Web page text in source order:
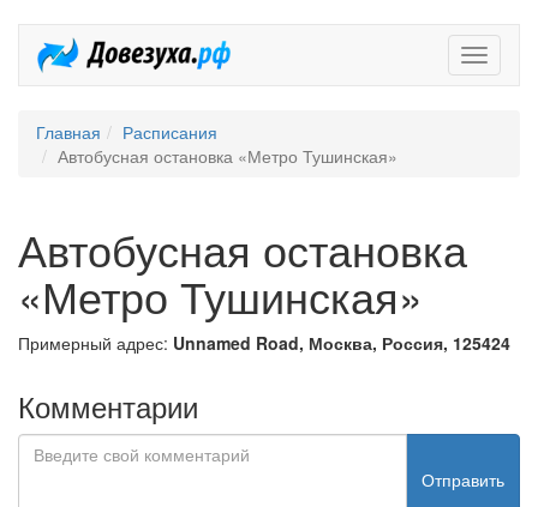
Главная
Расписания
Автобусная остановка «Метро Тушинская»
Автобусная остановка
«Метро Тушинская»
Примерный адрес: Unnamed Road, Москва, Россия, 125424
Комментарии
Отправить